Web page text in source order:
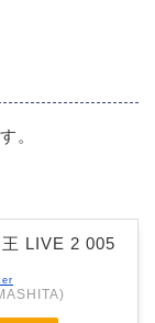
。
LIVE 2 005